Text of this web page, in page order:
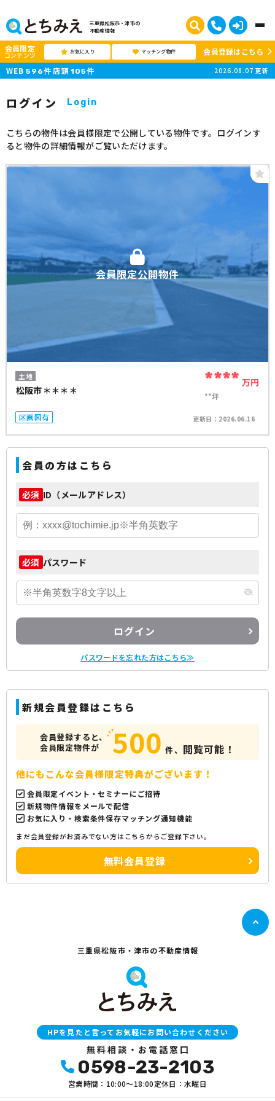
三重県松阪市・津市の
不動産情報
会員限定
コンテンツ お気に入り マッチング物件
会員登録はこちら
WEB 596件 店頭 105件 2026.08.07 更新
ログイン Login
こちらの物件は会員様限定で公開している物件です。ログインす
ると物件の詳細情報がご覧いただけます。
会員限定公開物件
土地
松阪市＊＊＊＊ **** 万円
**坪
区画図有
更新日： 2026.06.16
会員の方はこちら
必須 ID（メールアドレス）
必須 パスワード
ログイン
パスワードを忘れた方はこちら≫
新規会員登録はこちら
会員登録すると、
会員限定物件が
500 件、 閲覧可能！
他にもこんな会員様限定特典がございます！
会員限定イベント・セミナーにご招待
新規物件情報をメールで配信
お気に入り・検索条件保存マッチング通知機能
まだ会員登録がお済みでない方はこちらからご登録下さい。
無料会員登録
三重県松阪市・津市の不動産情報
HPを見たと言ってお気軽にお問い合わせください
無料相談・お電話窓口
0598-23-2103
営業時間：10:00〜18:00定休日：水曜日